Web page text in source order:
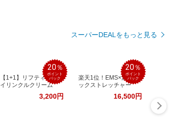
スーパーDEALをもっと見る
20％
ポイント
バック
【1+1】リフティングア
イリンクルクリーム
3,200円
20％
ポイント
バック
楽天1位！EMS×温熱ネ
ックストレッチャー
16,500円